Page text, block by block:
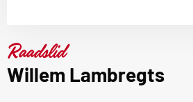
Raadslid
Willem Lambregts